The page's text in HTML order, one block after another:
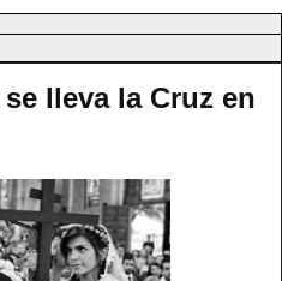
lleva la Cruz en